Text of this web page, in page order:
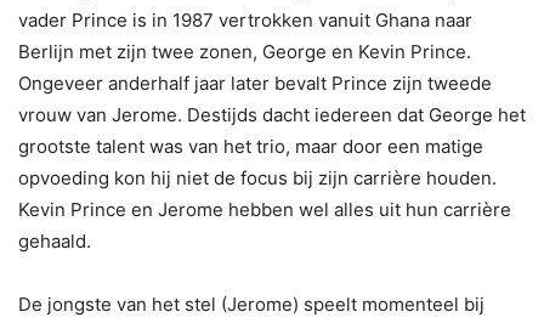
vader Prince is in 1987 vertrokken vanuit Ghana naar
Berlijn met zijn twee zonen, George en Kevin Prince.
Ongeveer anderhalf jaar later bevalt Prince zijn tweede
vrouw van Jerome. Destijds dacht iedereen dat George het
grootste talent was van het trio, maar door een matige
opvoeding kon hij niet de focus bij zijn carrière houden.
Kevin Prince en Jerome hebben wel alles uit hun carrière
gehaald.
De jongste van het stel (Jerome) speelt momenteel bij